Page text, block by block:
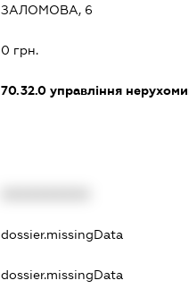
ЗАЛОМОВА, 6
0 грн.
70.32.0 управління
dossier.missingData
dossier.missingData